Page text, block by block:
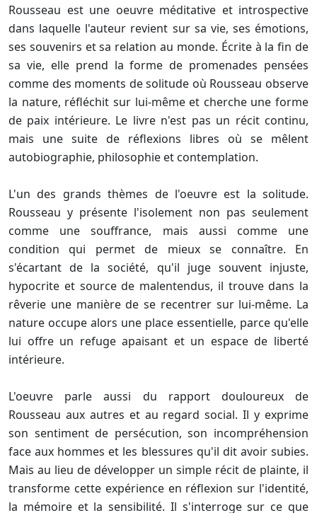
Rousseau est une oeuvre méditative et introspective
dans laquelle l'auteur revient sur sa vie, ses émotions,
ses souvenirs et sa relation au monde. Écrite à la fin de
sa vie, elle prend la forme de promenades pensées
comme des moments de solitude où Rousseau observe
la nature, réfléchit sur lui-même et cherche une forme
de paix intérieure. Le livre n'est pas un récit continu,
mais une suite de réflexions libres où se mêlent
autobiographie, philosophie et contemplation.
L'un des grands thèmes de l'oeuvre est la solitude.
Rousseau y présente l'isolement non pas seulement
comme une souffrance, mais aussi comme une
condition qui permet de mieux se connaître. En
s'écartant de la société, qu'il juge souvent injuste,
hypocrite et source de malentendus, il trouve dans la
rêverie une manière de se recentrer sur lui-même. La
nature occupe alors une place essentielle, parce qu'elle
lui offre un refuge apaisant et un espace de liberté
intérieure.
L'oeuvre parle aussi du rapport douloureux de
Rousseau aux autres et au regard social. Il y exprime
son sentiment de persécution, son incompréhension
face aux hommes et les blessures qu'il dit avoir subies.
Mais au lieu de développer un simple récit de plainte, il
transforme cette expérience en réflexion sur l'identité,
la mémoire et la sensibilité. Il s'interroge sur ce que